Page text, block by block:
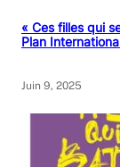
« Ces filles qui
Plan
Juin 9, 2025